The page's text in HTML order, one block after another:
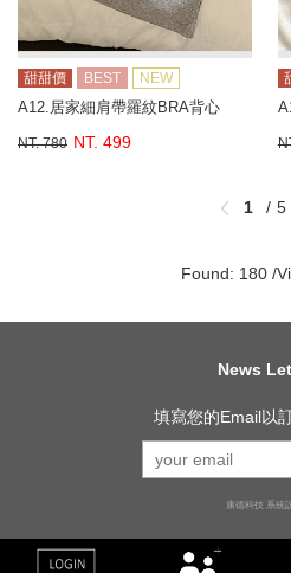
甜甜價 BEST NEW
A12.居家細肩帶羅紋BRA背心
NT. 780 NT. 499
1 5
Found: 180 /
News
填寫您的Email以
康德科技 系統